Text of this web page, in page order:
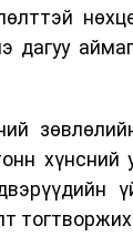
дагуу
хүнсний